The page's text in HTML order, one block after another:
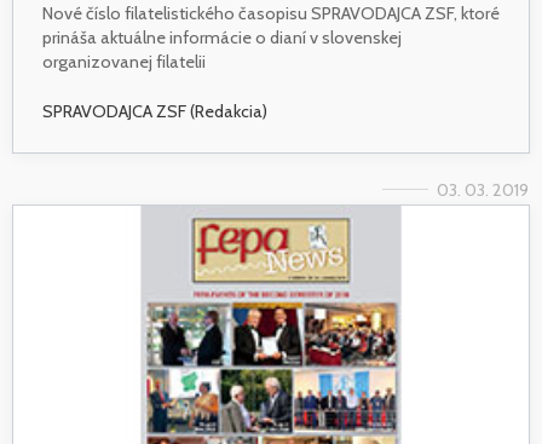
Nové číslo filatelistického časopisu SPRAVODAJCA ZSF, ktoré
prináša aktuálne informácie o dianí v slovenskej
organizovanej filatelii
SPRAVODAJCA ZSF (Redakcia)
03. 03. 2019